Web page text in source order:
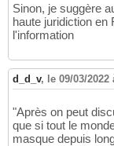
Sinon, je suggère
haute juridiction en
l'information
d_d_v, le 09/03/2022
"Après on peut
que si tout le
masque depuis